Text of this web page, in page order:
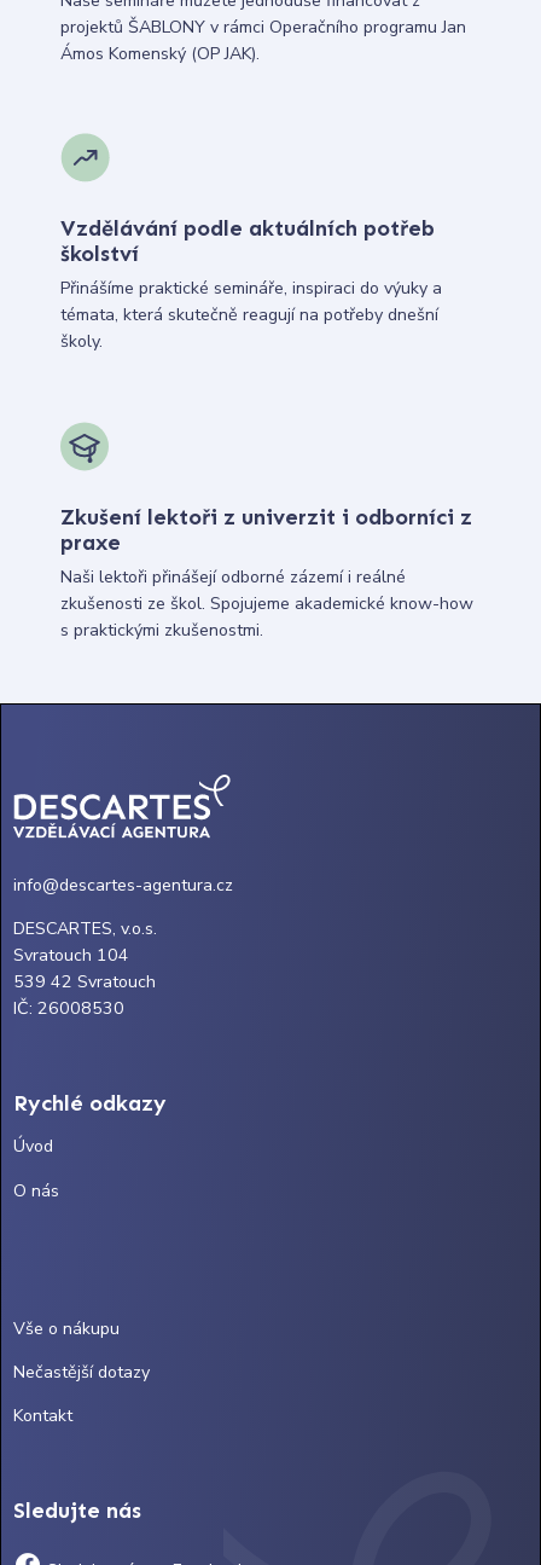
projektů ŠABLONY v rámci Operačního programu Jan
Ámos Komenský (OP JAK).
Vzdělávání podle aktuálních potřeb
školství
Přinášíme praktické semináře, inspiraci do výuky a
témata, která skutečně reagují na potřeby dnešní
školy.
Zkušení lektoři z univerzit i odborníci z
praxe
Naši lektoři přinášejí odborné zázemí i reálné
zkušenosti ze škol. Spojujeme akademické know-how
s praktickými zkušenostmi.
info@descartes-agentura.cz
DESCARTES, v.o.s.
Svratouch 104
539 42 Svratouch
IČ: 26008530
Rychlé odkazy
Úvod
O nás
Vše o nákupu
Nečastější dotazy
Kontakt
Sledujte nás